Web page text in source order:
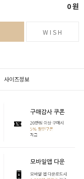
0원
WISH
사이즈정보